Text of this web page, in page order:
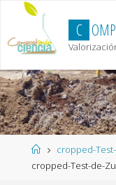
content
C OMP
Homecropped-
cropped-Test-de-